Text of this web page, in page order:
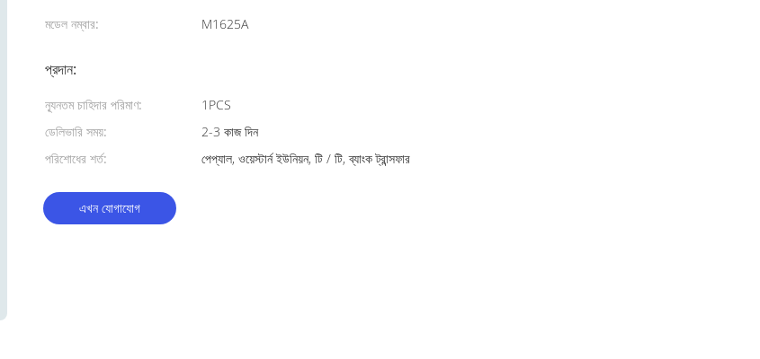
মডেল নম্বার: M1625A
প্রদান:
ন্যূনতম চাহিদার পরিমাণ:
1PCS
ডেলিভারি সময়:
2-3 কাজ দিন
পরিশোধের শর্ত:
পেপ্যাল, ওয়েস্টার্ন ইউনিয়ন, টি / টি, ব্যাংক ট্রান্সফার
এখন যোগাযোগ